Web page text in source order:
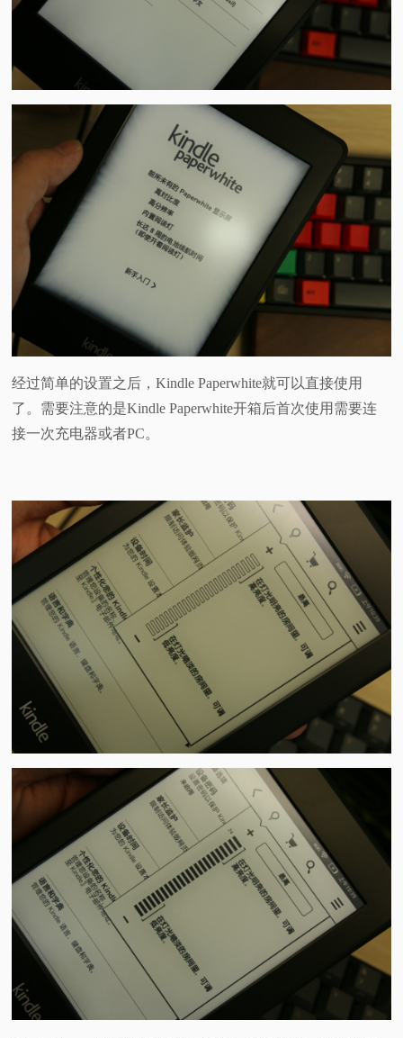
经过简单的设置之后，Kindle Paperwhite就可以直接使用
了。需要注意的是Kindle Paperwhite开箱后首次使用需要连
接一次充电器或者PC。